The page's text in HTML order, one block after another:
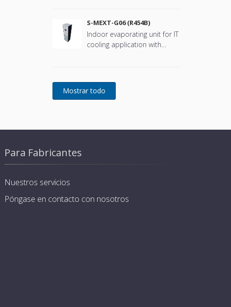
S-MEXT-G06 (R454B)
Indoor evaporating unit for IT
cooling application with
Para Fabricantes
Nuestros servicios
Póngase en contacto con nosotros